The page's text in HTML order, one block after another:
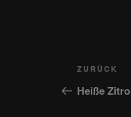
Vorheriger
Beitrag
ZURÜCK
Heiße